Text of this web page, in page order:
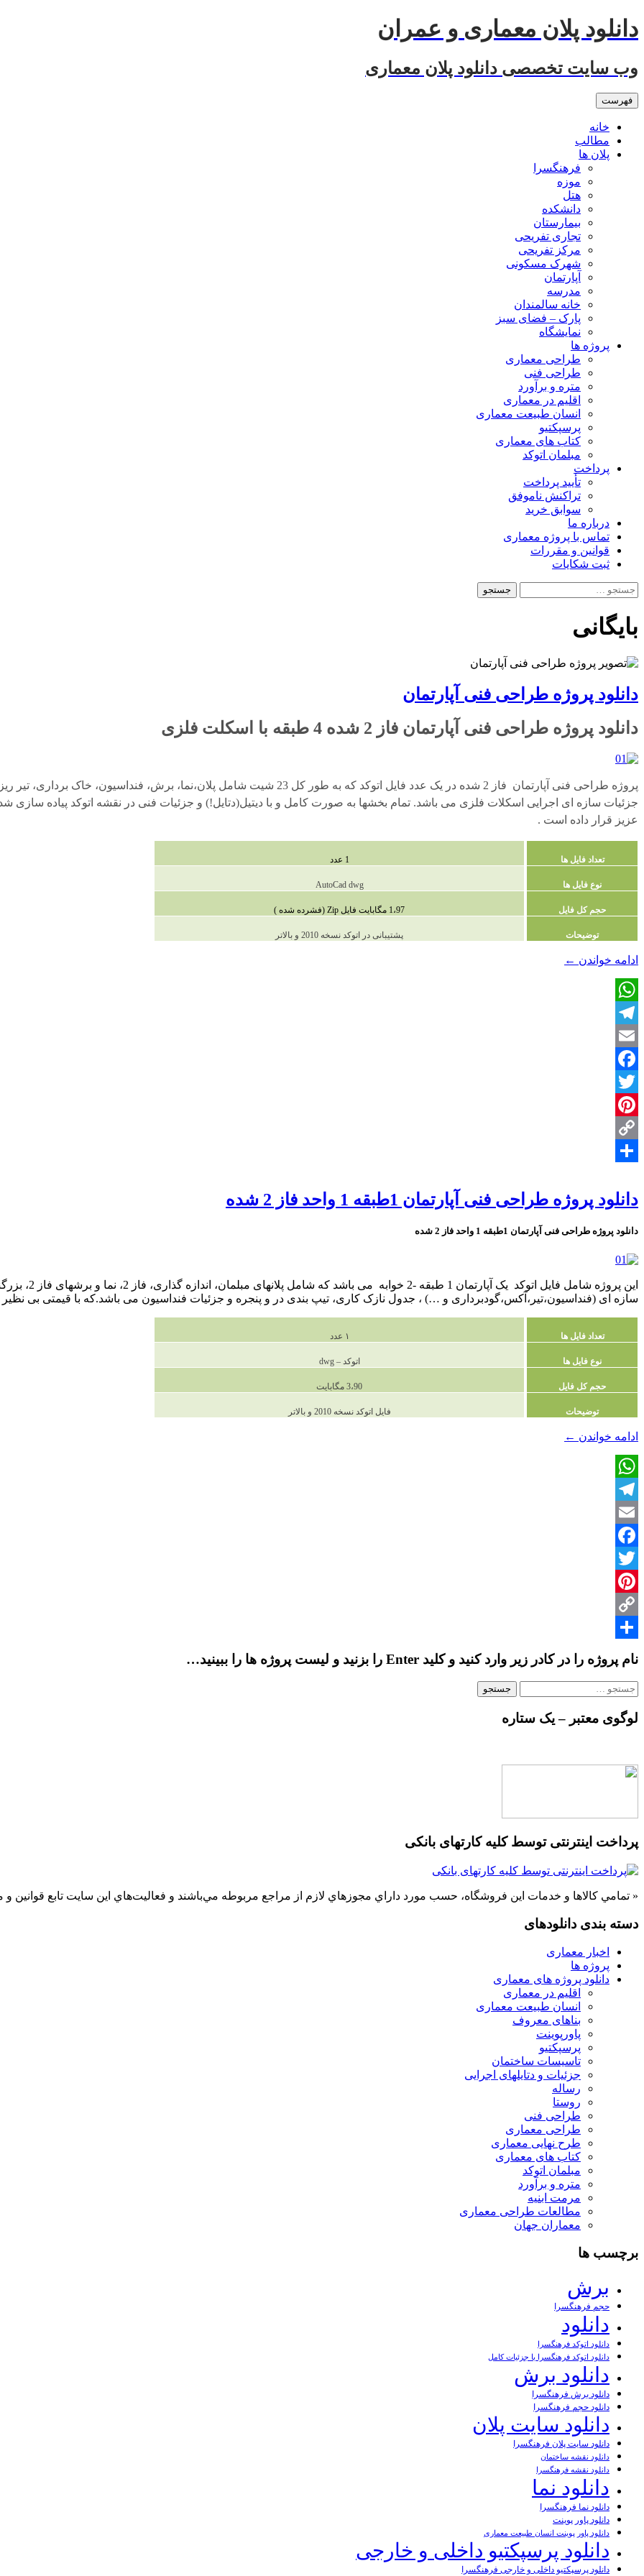
رفتن
به
دانلود پلان معماری و عمران
وب سایت تخصصی دانلود پلان معماری
فهرست
خانه
مطالب
پلان ها
فرهنگسرا
موزه
هتل
دانشکده
بیمارستان
تجاری تفریحی
مرکز تفریحی
شهرک مسکونی
آپارتمان
مدرسه
خانه سالمندان
پارک – فضای سبز
نمایشگاه
پروژه ها
طراحی معماری
طراحی فنی
متره و برآورد
اقلیم در معماری
انسان طبیعت معماری
پرسپکتیو
کتاب های معماری
مبلمان اتوکد
پرداخت
تأیید پرداخت
تراکنش ناموفق
سوابق خرید
درباره ما
تماس با پروژه معماری
قوانین و مقررات
ثبت شکایات
جستجو
برای:
بایگانی
دانلود پروژه طراحی فنی آپارتمان
دانلود پروژه طراحی فنی آپارتمان فاز 2 شده 4 طبقه با اسکلت فلزی
پروژه طراحی فنی آپارتمان فاز 2 شده در یک عدد فایل اتوکد که به طور کل 23 شیت شامل
جزئیات سازه ای اجرایی اسکلات فلزی می باشد. تمام بخشها به صورت کامل و با دیتیل(دتایل!) و جزئیات فنی در نقشه اتوکد پیاده سازی شده
عزیز قرار داده است .
تعداد فایل ها 1 عدد
نوع فایل ها AutoCad dwg
حجم کل فایل 1،97 مگابایت فایل Zip (فشرده شده )
توضیحات پشتیبانی در اتوکد نسخه 2010 و بالاتر
ادامه خواندن دانلود
←
WhatsApp
Telegram
Email
Facebook
Twitter
Pinterest
Copy
دانلود پروژه طراحی فنی آپارتمان 1طبقه 1 واحد فاز 2 شده
دانلود پروژه طراحی فنی آپارتمان 1طبقه 1 واحد فاز 2 شده
این پروژه شامل
سازه ای (فنداسیون،تیر،آکس،گودبرداری و …) ، جدول نازک کاری، تیپ بندی در و پنجره و جزئیات فنداسیون می باشد.که با قیمتی بی نظیر
تعداد فایل ها ۱ عدد
نوع فایل ها اتوکد – dwg
حجم کل فایل 3،90 مگابایت
توضیحات فایل اتوکد نسخه 2010 و بالاتر
ادامه خواندن دانلود
←
WhatsApp
Telegram
Email
Facebook
Twitter
Pinterest
Copy
Link
Share
نام پروژه را در کادر زیر وارد کنید و کلید Enter را بزنید و لیست پروژه ها را ببینید…
جستجو
برای:
لوگوی معتبر – یک ستاره
پرداخت اینترنتی توسط کلیه کارتهای بانکی
« تمامي كالاها و خدمات اين فروشگاه، حسب مورد داراي مجوزهاي لازم از مراجع مربوطه مي‌باشند و فعاليت‌هاي اين سايت تابع
دسته بندی دانلودهای
اخبار معماری
پروژه ها
دانلود پروژه های معماری
اقلیم در معماری
انسان طبیعت معماری
بناهای معروف
پاورپوینت
پرسپکتیو
تاسیسات ساختمان
جزئیات و دتایلهای اجرایی
رساله
روستا
طراحی فنی
طراحی معماری
طرح نهایی معماری
کتاب های معماری
مبلمان اتوکد
متره و برآورد
مرمت ابنیه
مطالعات طراحی معماری
معماران جهان
برچسب ها
برش
حجم فرهنگسرا
دانلود
دانلود اتوکد فرهنگسرا
دانلود اتوکد فرهنگسرا با جزئیات کامل
دانلود برش
دانلود برش فرهنگسرا
دانلود حجم فرهنگسرا
دانلود سایت پلان
دانلود سایت پلان فرهنگسرا
دانلود نقشه ساختمان
دانلود نقشه فرهنگسرا
دانلود نما
دانلود نما فرهنگسرا
دانلود پاور پوینت
دانلود پاور پوینت انسان طبیعت معماری
دانلود پرسپکتیو داخلی و خارجی
دانلود پرسپکتیو داخلی و خارجی فرهنگسرا